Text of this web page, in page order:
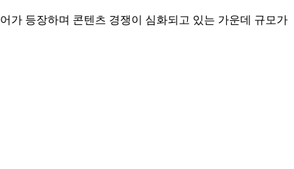
가 등장하며 콘텐츠 경쟁이 심화되고 있는 가운데 규모가